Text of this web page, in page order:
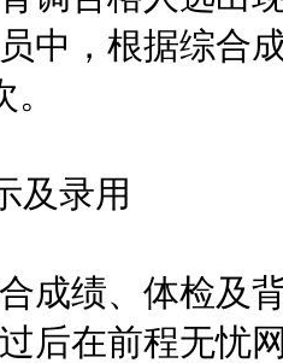
中，根据综合
录用
绩、体检及背
后在前程无忧